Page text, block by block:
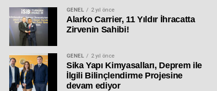
GENEL 2 yıl önce
Alarko Carrier, 11 Yıldır İhracatta
Zirvenin Sahibi!
GENEL 2 yıl önce
Sika Yapı Kimyasalları, Deprem ile
İlgili Bilinçlendirme Projesine
devam ediyor